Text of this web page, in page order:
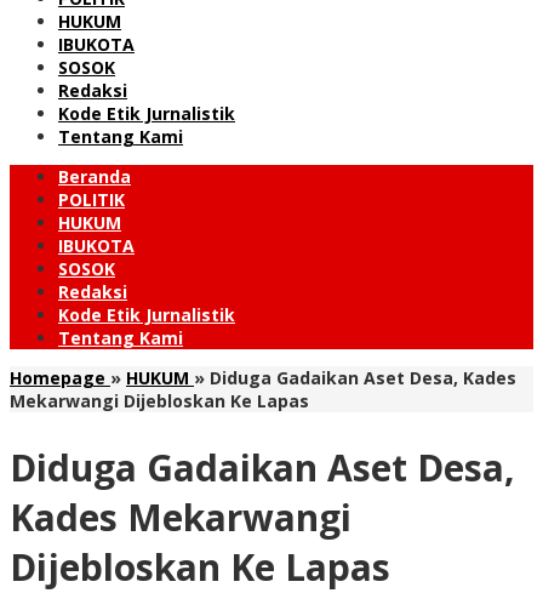
HUKUM
IBUKOTA
SOSOK
Redaksi
Kode Etik Jurnalistik
Tentang Kami
Beranda
POLITIK
HUKUM
IBUKOTA
SOSOK
Redaksi
Kode Etik Jurnalistik
Tentang Kami
Homepage » HUKUM » Diduga Gadaikan Aset Desa, Kades
Mekarwangi Dijebloskan Ke Lapas
Diduga Gadaikan Aset Desa,
Kades Mekarwangi
Dijebloskan Ke Lapas